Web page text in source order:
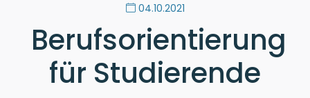
04.10.2021
Berufsorientierung
für Studierende